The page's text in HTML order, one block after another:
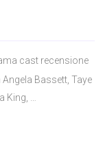
cast recensione
Bassett, Taye
King, …